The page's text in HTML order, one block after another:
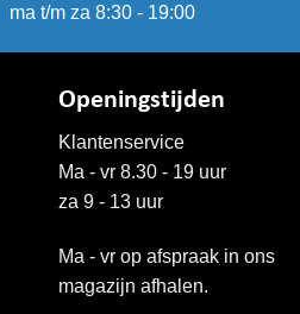
ma t/m za 8:30 - 19:00
Openingstijden
Klantenservice
Ma - vr 8.30 - 19 uur
za 9 - 13 uur
Ma - vr op afspraak in ons
magazijn afhalen.